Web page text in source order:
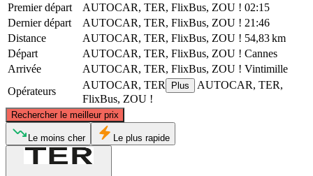
Premier départ
AUTOCAR, TER, FlixBus, ZOU ! 02:15
Dernier départ
AUTOCAR, TER, FlixBus, ZOU ! 21:46
Distance
AUTOCAR, TER, FlixBus, ZOU ! 54,83 km
Départ
AUTOCAR, TER, FlixBus, ZOU ! Cannes
Arrivée
AUTOCAR, TER, FlixBus, ZOU ! Vintimille
Opérateurs
AUTOCAR, TER Plus
AUTOCAR, TER,
FlixBus, ZOU !
Rechercher le meilleur prix
Le moins cher Le plus rapide